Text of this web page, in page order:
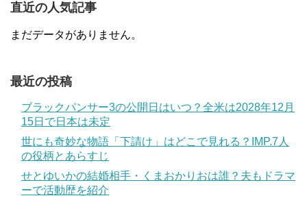
直近の人気記事
まだデータがありません。
最近の投稿
ブラックパンサー3の公開日はいつ？全米は2028年12月
15日で日本は未定
世にも奇妙な物語「下請け」はどこで見れる？IMP.7人
の役柄とあらすじ
せとゆいかの結婚相手・くまおかりおは誰？夫もドラマ
ーで活動歴を紹介